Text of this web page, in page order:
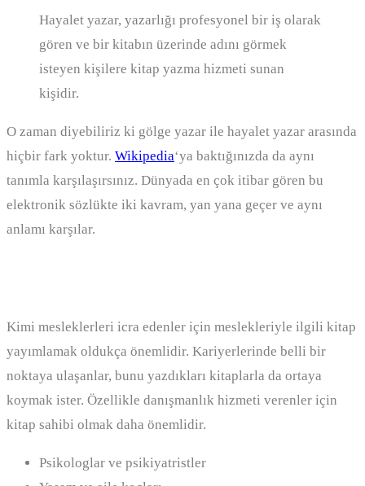
Hayalet yazar, yazarlığı profesyonel bir iş olarak
gören ve bir kitabın üzerinde adını görmek
isteyen kişilere kitap yazma hizmeti sunan
kişidir.
O zaman diyebiliriz ki gölge yazar ile hayalet yazar arasında
hiçbir fark yoktur. Wikipedia‘ya baktığınızda da aynı
tanımla karşılaşırsınız. Dünyada en çok itibar gören bu
elektronik sözlükte iki kavram, yan yana geçer ve aynı
anlamı karşılar.
Kimi mesleklerleri icra edenler için meslekleriyle ilgili kitap
yayımlamak oldukça önemlidir. Kariyerlerinde belli bir
noktaya ulaşanlar, bunu yazdıkları kitaplarla da ortaya
koymak ister. Özellikle danışmanlık hizmeti verenler için
kitap sahibi olmak daha önemlidir.
Psikologlar ve psikiyatristler